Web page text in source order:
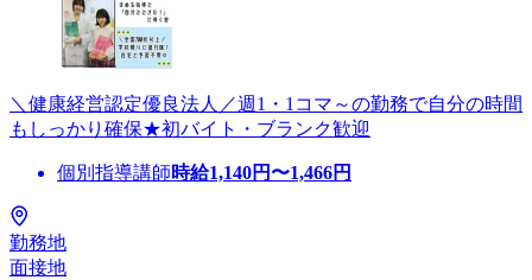
＼健康経営認定優良法人／週1・1コマ～の勤務で自分の時間
もしっかり確保★初バイト・ブランク歓迎
個別指導講師時給1,140円〜1,466円
勤務地
面接地